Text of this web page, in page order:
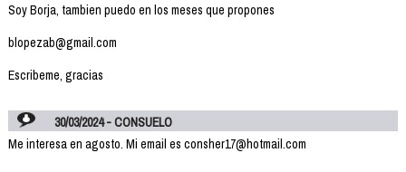
Soy Borja, tambien puedo en los meses que propones
blopezab@gmail.com
Escribeme, gracias
30/03/2024 - CONSUELO
Me interesa en agosto. Mi email es consher17@hotmail.com